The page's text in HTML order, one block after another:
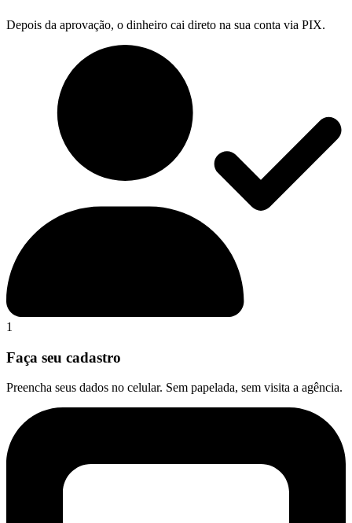
Depois da aprovação, o dinheiro cai direto na sua conta via PIX.
1
Faça seu cadastro
Preencha seus dados no celular. Sem papelada, sem visita a agência.